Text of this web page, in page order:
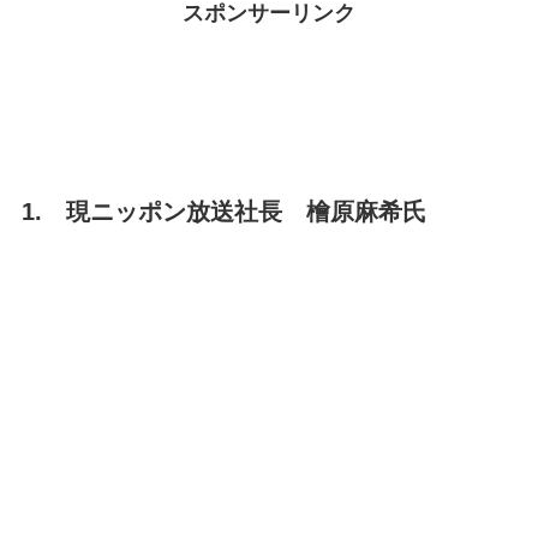
スポンサーリンク
1. 現ニッポン放送社長 檜原麻希氏